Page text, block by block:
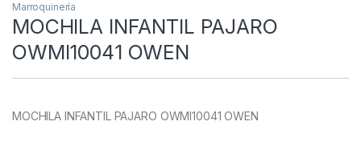
Marroquinería
MOCHILA INFANTIL PAJARO
OWMI10041 OWEN
MOCHILA INFANTIL PAJARO OWMI10041 OWEN